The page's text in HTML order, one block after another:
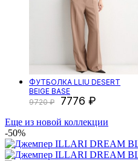
ФУТБОЛКА LLIU DESERT
BEIGE BASE
9720
7776
Еще из новой коллекции
-50%